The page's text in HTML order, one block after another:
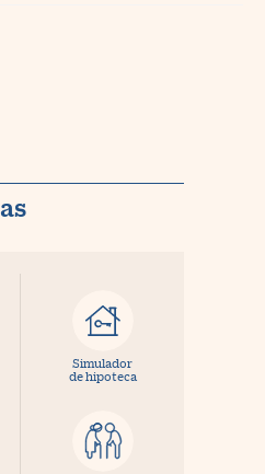
Simulador
de hipoteca